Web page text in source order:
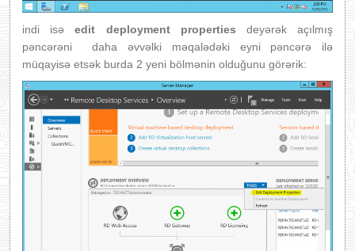
indi isəedit deployment properties deyərək açılmış
pəncərəni daha əvvəlki məqalədəki eyni pəncərə ilə
müqayisə etsək burda 2 yeni bölmənin olduğunu görərik: